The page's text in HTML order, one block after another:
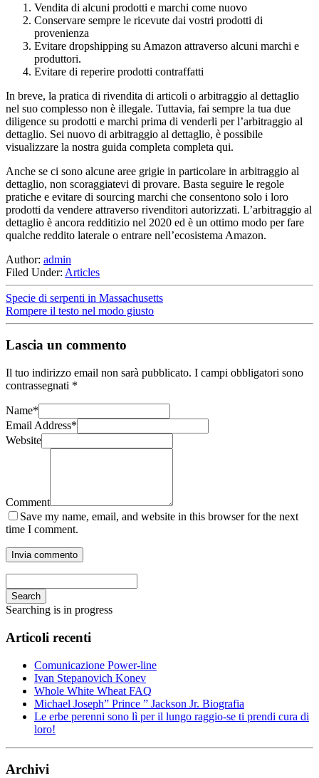
Vendita di alcuni prodotti e marchi come nuovo
Conservare sempre le ricevute dai vostri prodotti di
provenienza
Evitare dropshipping su Amazon attraverso alcuni marchi e
produttori.
Evitare di reperire prodotti contraffatti
In breve, la pratica di rivendita di articoli o arbitraggio al dettaglio
nel suo complesso non è illegale. Tuttavia, fai sempre la tua due
diligence su prodotti e marchi prima di venderli per l’arbitraggio al
dettaglio. Sei nuovo di arbitraggio al dettaglio, è possibile
visualizzare la nostra guida completa completa qui.
Anche se ci sono alcune aree grigie in particolare in arbitraggio al
dettaglio, non scoraggiatevi di provare. Basta seguire le regole
pratiche e evitare di sourcing marchi che consentono solo i loro
prodotti da vendere attraverso rivenditori autorizzati. L’arbitraggio al
dettaglio è ancora redditizio nel 2020 ed è un ottimo modo per fare
qualche reddito laterale o entrare nell’ecosistema Amazon.
Author: admin
Filed Under: Articles
Specie di serpenti in Massachusetts
Rompere il testo nel modo giusto
Lascia un commento
Il tuo indirizzo email non sarà pubblicato. I campi obbligatori sono
contrassegnati *
Name*
Email Address*
Website
Comment
Save my name, email, and website in this browser for the next
time I comment.
Search
Searching is in progress
Articoli recenti
Comunicazione Power-line
Ivan Stepanovich Konev
Whole White Wheat FAQ
Michael Joseph” Prince ” Jackson Jr. Biografia
Le erbe perenni sono lì per il lungo raggio-se ti prendi cura di
loro!
Archivi